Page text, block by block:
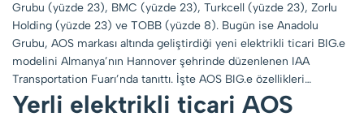
Grubu (yüzde 23), BMC (yüzde 23), Turkcell (yüzde 23), Zorlu
Holding (yüzde 23) ve TOBB (yüzde 8). Bugün ise Anadolu
Grubu, AOS markası altında geliştirdiği yeni elektrikli ticari BIG.e
modelini Almanya’nın Hannover şehrinde düzenlenen IAA
Transportation Fuarı’nda tanıttı. İşte AOS BIG.e özellikleri…
Yerli elektrikli ticari AOS